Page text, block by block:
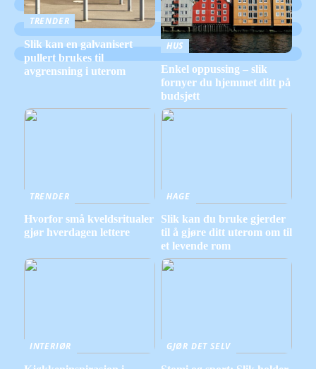
TRENDER
Slik kan en galvanisert
pullert brukes til
avgrensning i uterom
HUS
Enkel oppussing – slik
fornyer du hjemmet ditt på
budsjett
TRENDER
Hvorfor små kveldsritualer
gjør hverdagen lettere
HAGE
Slik kan du bruke gjerder
til å gjøre ditt uterom om til
et levende rom
INTERIØR
GJØR DET SELV